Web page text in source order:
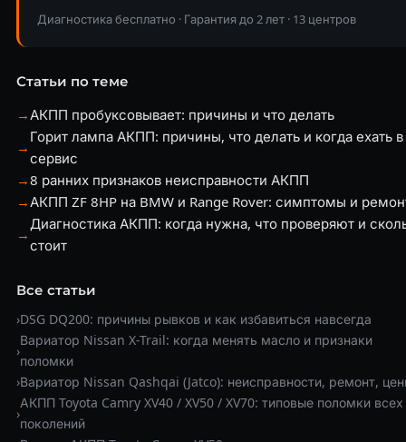
Диагностика бесплатно · Гарантия до 2 лет · 13 центров
Статьи по теме
→АКПП пробуксовывает: причины и что делать
→
Горит лампа АКПП: причины, что делать и когда ехать в
сервис
→8 ранних признаков неисправности АКПП
→АКПП ZF 8HP на BMW и Range Rover: симптомы и
→
Диагностика АКПП: когда нужна, что проверяют и
стоит
Все статьи
›DSG DQ200: причины рывков и как избавиться навсегда
›
Вариатор Nissan X-Trail: когда менять масло и признаки
поломки
›Вариатор Nissan Qashqai (Jatco): неисправности, ремонт,
›
АКПП Toyota Camry XV40 / XV50 / XV70: типовые поломки всех
поколений